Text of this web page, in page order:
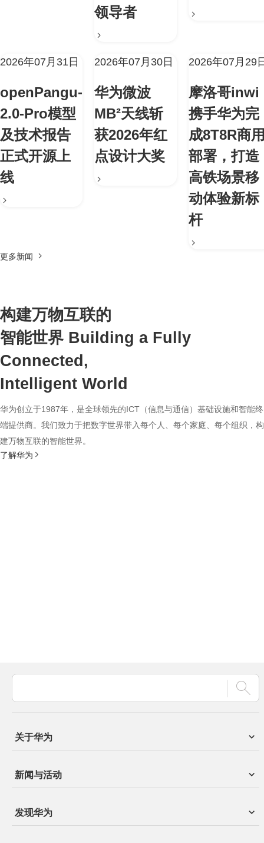
领导者
2026年07月31日
openPangu-
2.0-Pro模型
及技术报告
正式开源上
线
2026年07月30日
华为微波
MB²天线斩
获2026年红
点设计大奖
2026年07月29
摩洛哥inwi
携手华为完
成8T8R商
部署，打造
高铁场景移
动体验新标
杆
更多新闻
构建万物互联的
智能世界 Building a Fully
Connected,
Intelligent World
华为创立于1987年，是全球领先的ICT（信息与通信）基础设施和智能终
端提供商。我们致力于把数字世界带入每个人、每个家庭、每个组织，构
建万物互联的智能世界。
了解华为
关于华为
新闻与活动
发现华为